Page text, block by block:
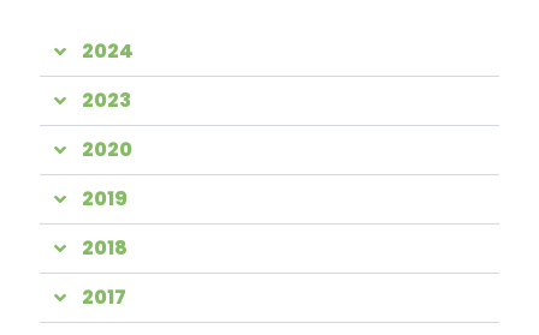
2024
2023
2020
2019
2018
2017